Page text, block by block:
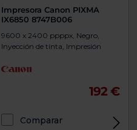
Impresora Canon PIXMA
IX6850 8747B006
9600 x 2400 ppppx, Negro,
Inyección de tinta, Impresión
192 €
Comparar